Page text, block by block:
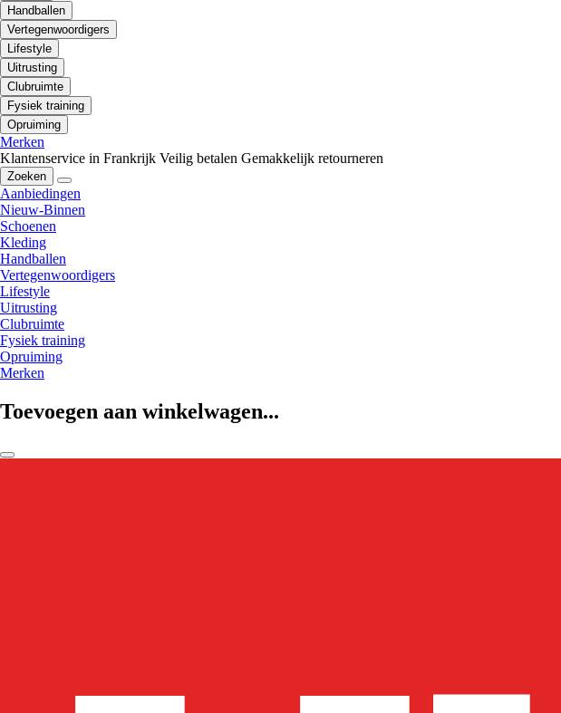
Handballen
Vertegenwoordigers
Lifestyle
Uitrusting
Clubruimte
Fysiek training
Opruiming
Merken
Klantenservice in Frankrijk Veilig betalen Gemakkelijk retourneren
Zoeken
Aanbiedingen
Nieuw-Binnen
Schoenen
Kleding
Handballen
Vertegenwoordigers
Lifestyle
Uitrusting
Clubruimte
Fysiek training
Opruiming
Merken
Toevoegen aan winkelwagen...